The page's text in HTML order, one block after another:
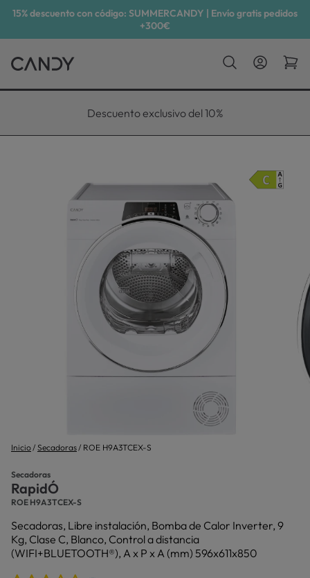
15% descuento con código: SUMMERCANDY | Envío gratis pedidos
+300€
Descuento exclusivo del 10%
Inicio Secadoras ROE H9A3TCEX-S
Secadoras
RapidÓ
ROE H9A3TCEX-S
Secadoras, Libre instalación, Bomba de Calor Inverter, 9
Kg, Clase C, Blanco, Control a distancia
(WIFI+BLUETOOTH®), A x P x A (mm) 596x611x850